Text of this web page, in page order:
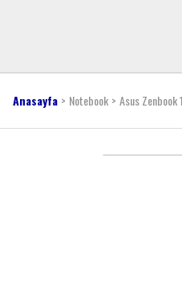
Anasayfa Notebook Asus Zenbook